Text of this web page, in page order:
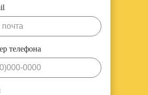
телефона
0000